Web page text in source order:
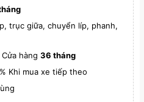
trục giữa, chuyển líp, phanh,
hàng 36 tháng
Khi mua xe tiếp theo